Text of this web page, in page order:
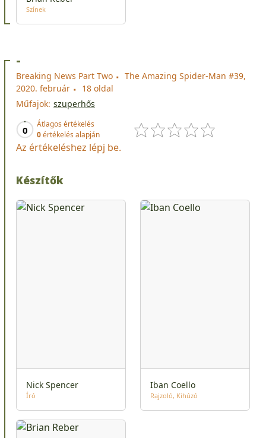
Színek
-
Breaking News Part Two
The Amazing Spider-Man #39,
2020. február
18 oldal
Műfajok: szuperhős
0
Átlagos értékelés
0értékelés alapján
Az értékeléshez lépj be.
Készítők
Nick Spencer
Író
Iban Coello
Rajzoló Kihúzó